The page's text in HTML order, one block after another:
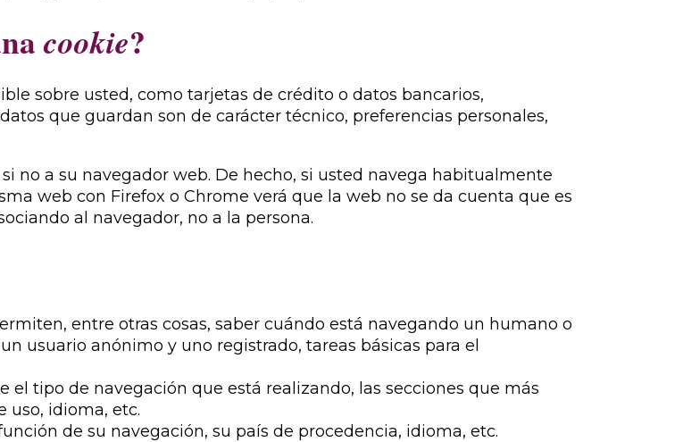
cookie?
sobre usted, como tarjetas de crédito o datos bancarios,
que guardan son de carácter técnico, preferencias personales,
no a su navegador web. De hecho, si usted navega habitualmente
web con Firefox o Chrome verá que la web no se da cuenta que es
al navegador, no a la persona.
entre otras cosas, saber cuándo está navegando un humano o
usuario anónimo y uno registrado, tareas básicas para el
el tipo de navegación que está realizando, las secciones que más
uso, idioma, etc.
de su navegación, su país de procedencia, idioma, etc.